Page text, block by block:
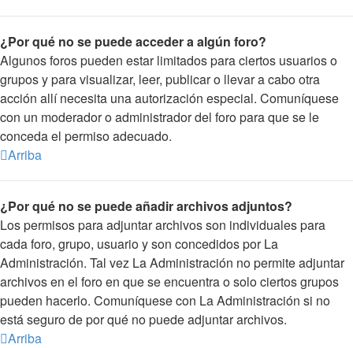
¿Por qué no se puede acceder a algún foro?
Algunos foros pueden estar limitados para ciertos usuarios o
grupos y para visualizar, leer, publicar o llevar a cabo otra
acción allí necesita una autorización especial. Comuníquese
con un moderador o administrador del foro para que se le
conceda el permiso adecuado.
Arriba
¿Por qué no se puede añadir archivos adjuntos?
Los permisos para adjuntar archivos son individuales para
cada foro, grupo, usuario y son concedidos por La
Administración. Tal vez La Administración no permite adjuntar
archivos en el foro en que se encuentra o solo ciertos grupos
pueden hacerlo. Comuníquese con La Administración si no
está seguro de por qué no puede adjuntar archivos.
Arriba